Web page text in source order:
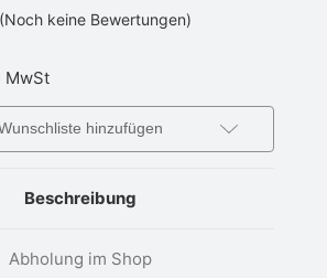
(Noch keine Bewertungen)
MwSt
hinzufügen
Beschreibung
Abholung im Shop